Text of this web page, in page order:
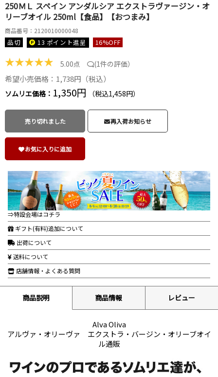
250ＭＬ スペイン アンダルシア エクストラヴァージン・オ
リーブオイル 250ml【食品】【おつまみ】
商品番号：2120010000048
品切 13 ポイント進呈 16%OFF
★★★★★ 5.00点 (1件の評価）
希望小売価格：1,738円（税込）
ソムリエ価格： 1,350円 （税込1,458円）
売り切れました 再入荷お知らせ
お気に入りに追加
⇒特設会場はコチラ
ギフト(有料)追加について
出荷について
送料について
店舗情報・よくある質問
商品説明 商品情報 レビュー
Alva Oliva
アルヴァ・オリーヴァ エクストラ・バージン・オリーブオイ
ル通販